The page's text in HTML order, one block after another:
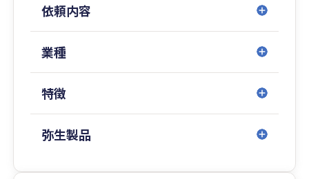
◎TTSコンサルティング株式会社
■企業経営の高品質コンサルティング
・株式・営業権・企業評価コンサルティング
◎TTSマネジメント株式会社（どんたく会計、ひ
依頼内容
業種
特徴
弥生製品